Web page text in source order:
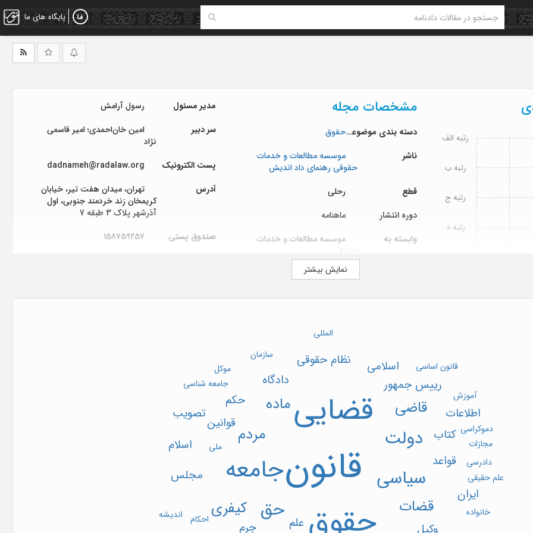
پایگاه های ما
رتبه د
رتبه ج
رتبه ب
رتبه الف
مشخصات مجله
دسته بندی موضوعیحقوق
ناشر
موسسه مطالعات و خدمات
حقوقی رهنمای داد اندیش
قطع
رحلی
دوره انتشار
ماهنامه
وابسته به
موسسه مطالعات و خدمات
88345750(021)
دورنگار
88345750(021)
حقوقی رهنمای داد اندیش
مدیر مسئول
رسول آرامش
سر دبیر
امین خان‌احمدی؛ امیر قاسمی
نژاد
پست الکترونیک
dadnameh@radalaw.org
آدرس
تهران، میدان هفت تیر، خیابان
کریمخان زند خردمند جنوبی، اول
آذرشهر پلاک 3 طبقه 7
صندوق پستی
158759257
نمایش بیشتر
قانون
حقوق
قضایی
جامعه سیاسی
دولت
حق
مردم
قضات
ماده
کیفری
قاضی
جرم
قوانین
دادگاه
حکم
قواعد
نظام حقوقی
کتاب
مجلس
علم
رییس جمهور
اسلام
اسلامی
اطلاعات
ایران
تصویب
احکام
جامعه شناسی
سازمان
دادرسی
ملی
موکل
مجازات
دموکراسی
علم حقیقی
قانون اساسی
خانواده
المللی
آموزش
اندیشه